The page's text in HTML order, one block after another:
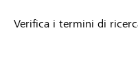
Verifica i termini di